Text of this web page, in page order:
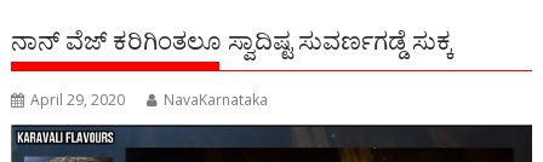
ನಾನ್ ವೆಜ್ ಕರಿಗಿಂತಲೂ ಸ್ವಾದಿಷ್ಟ ಸುವರ್ಣಗಡ್ಡೆ ಸುಕ್ಕ
April 29, 2020 NavaKarnataka